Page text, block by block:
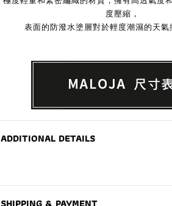
度壓縮，
表面的防潑水塗層對於輕度潮濕的天氣
ADDITIONAL DETAILS